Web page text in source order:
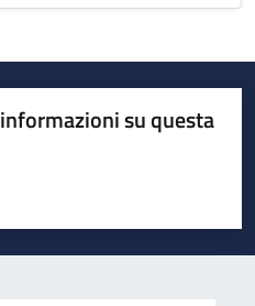
su questa
su 5
5